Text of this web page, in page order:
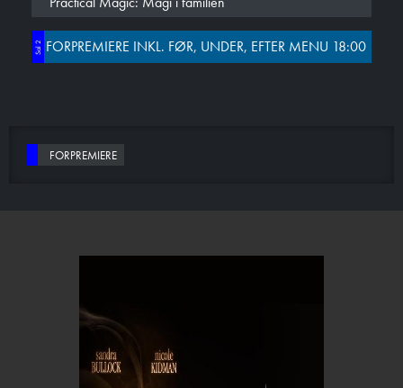
Sal 2 FORPREMIERE INKL. FØR, UNDER, EFTER MENU 18:00
FORPREMIERE